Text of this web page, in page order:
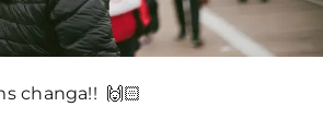
changa!! 🙌🏻